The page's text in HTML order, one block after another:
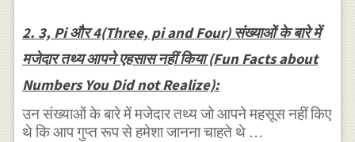
2. 3, Pi और 4(Three, pi and Four) संख्याओं के बारे में
मजेदार तथ्य आपने एहसास नहीं किया (Fun Facts about
Numbers You Did not Realize):
उन संख्याओं के बारे में मजेदार तथ्य जो आपने महसूस नहीं किए
थे कि आप गुप्त रूप से हमेशा जानना चाहते थे …